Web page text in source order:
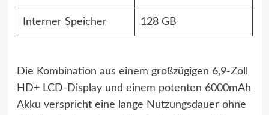
Interner Speicher 128 GB
Die Kombination aus einem großzügigen 6,9-Zoll
HD+ LCD-Display und einem potenten 6000mAh
Akku verspricht eine lange Nutzungsdauer ohne